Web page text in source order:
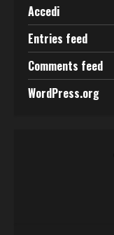
Accedi
Entries feed
Comments feed
WordPress.org